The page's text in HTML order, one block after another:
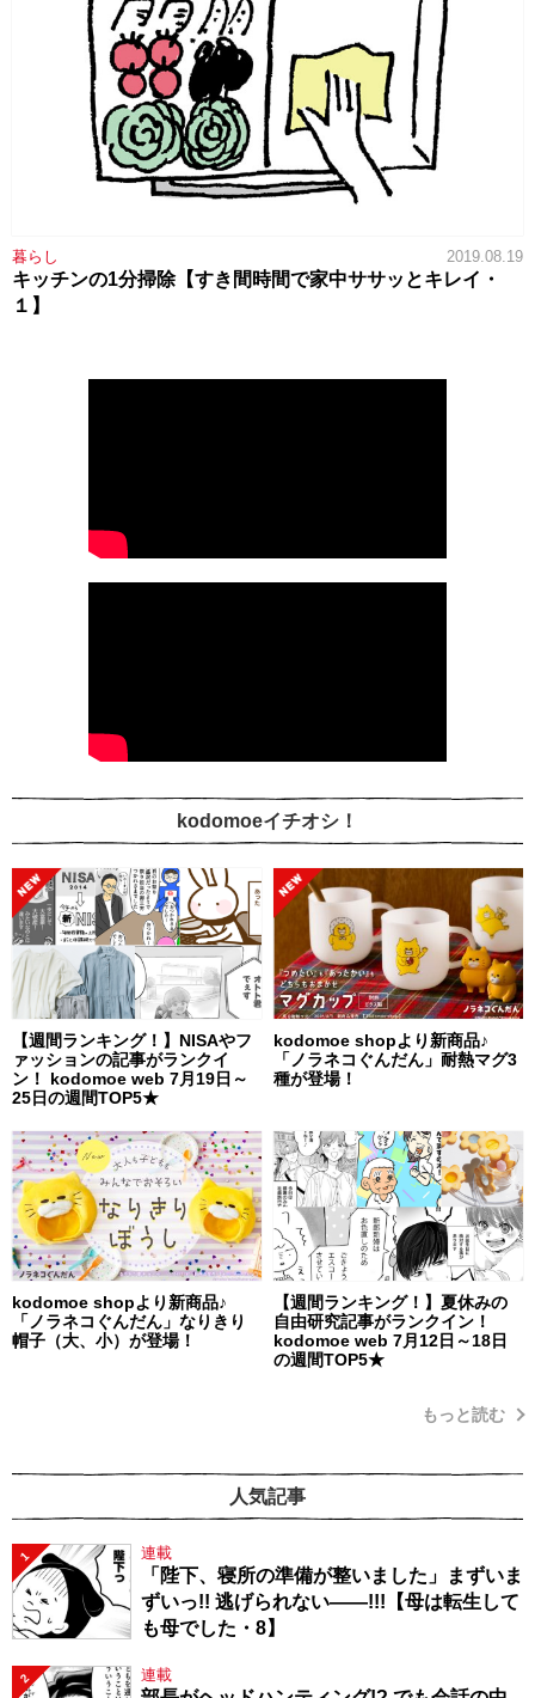
暮らし 2019.08.19
キッチンの1分掃除【すき間時間で家中ササッとキレイ・
１】
kodomoeイチオシ！
【週間ランキング！】NISAやフ
ァッションの記事がランクイ
ン！ kodomoe web 7月19日～
25日の週間TOP5★
kodomoe shopより新商品♪
「ノラネコぐんだん」耐熱マグ3
種が登場！
kodomoe shopより新商品♪
「ノラネコぐんだん」なりきり
帽子（大、小）が登場！
【週間ランキング！】夏休みの
自由研究記事がランクイン！
kodomoe web 7月12日～18日
の週間TOP5★
もっと読む
人気記事
1 連載
「陛下、寝所の準備が整いました」まずいま
ずいっ!! 逃げられない――!!!【母は転生して
も母でした・8】
2 連載